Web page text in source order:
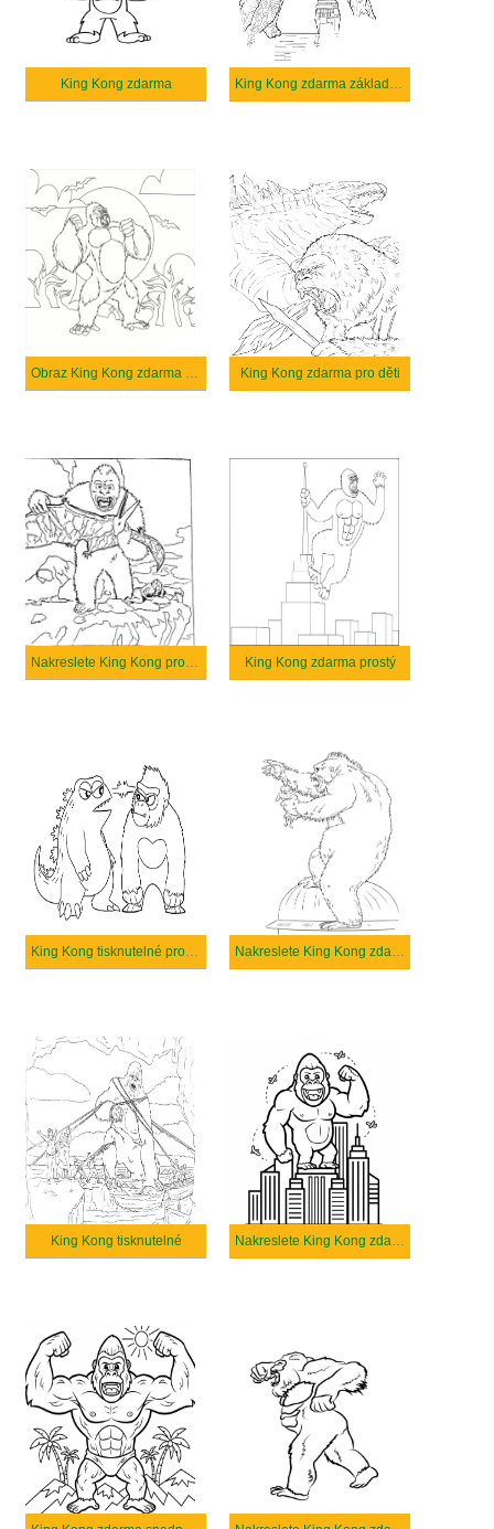
King Kong zdarma King Kong zdarma základní tisknutelné
Obraz King Kong zdarma tisknutelné King Kong zdarma pro děti
Nakreslete King Kong prostý tisknutelné King Kong zdarma prostý
King Kong tisknutelné pro děti Nakreslete King Kong zdarma prostý tisknutelné
King Kong tisknutelné Nakreslete King Kong zdarma základní